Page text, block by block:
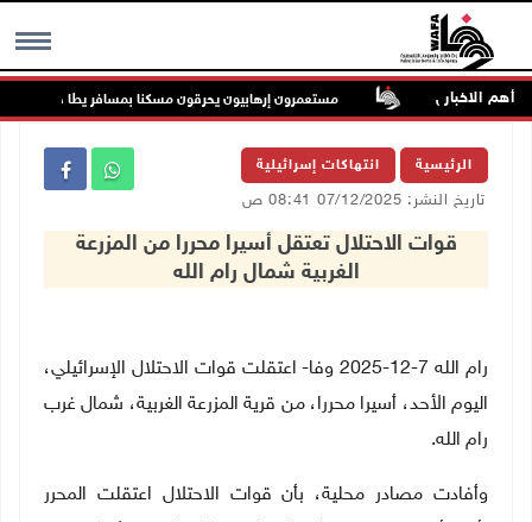
MENU أهم الاخبار
الشيقل مستعمرون إرهابيون يحرقون مسكنا بمسافر يطا جنوب الخليل
الرئيسية انتهاكات إسرائيلية
تاريخ النشر: 07/12/2025 08:41 ص
قوات الاحتلال تعتقل أسيرا محررا من المزرعة
الغربية شمال رام الله
رام الله 7-12-2025 وفا- اعتقلت قوات الاحتلال الإسرائيلي،
اليوم الأحد، أسيرا محررا، من قرية المزرعة الغربية، شمال غرب
رام الله.
وأفادت مصادر محلية، بأن قوات الاحتلال اعتقلت المحرر